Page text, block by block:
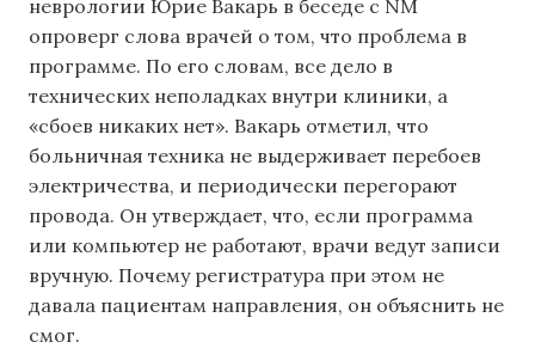
неврологии Юрие Вакарь в беседе с NM
опроверг слова врачей о том, что проблема в
программе. По его словам, все дело в
технических неполадках внутри клиники, а
«сбоев никаких нет». Вакарь отметил, что
больничная техника не выдерживает перебоев
электричества, и периодически перегорают
провода. Он утверждает, что, если программа
или компьютер не работают, врачи ведут записи
вручную. Почему регистратура при этом не
давала пациентам направления, он объяснить не
смог.